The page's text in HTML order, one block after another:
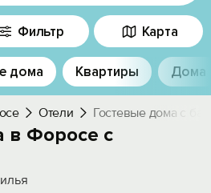
Фильтр Карта
дома Квартиры Дома
Отели Гостевые дома с
в Форосе с